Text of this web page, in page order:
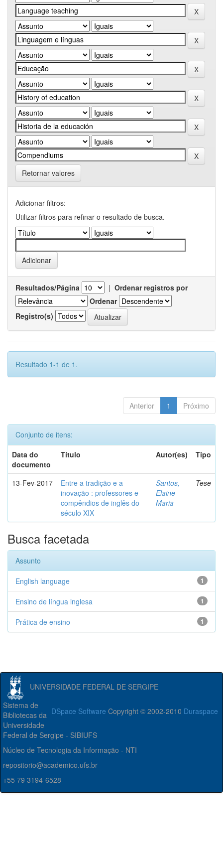
Retornar valores
Adicionar filtros:
Utilizar filtros para refinar o resultado de busca.
Resultados/Página | Ordenar registros por
Ordenar
Registro(s)
Resultado 1-1 de 1.
Anterior 1 Próximo
Conjunto de itens:
Data do
documento
Título Autor(es) Tipo
13-Fev-2017
Entre a tradição e a
inovação : professores e
compêndios de inglês do
século XIX
Santos,
Elaine
Maria
Tese
Busca facetada
Assunto
1
English language
1
Ensino de língua inglesa
1
Prática de ensino
UNIVERSIDADE FEDERAL DE SERGIPE
DSpace Software Copyright © 2002-2010 Duraspace
Sistema de
Bibliotecas da
Universidade
Federal de Sergipe - SIBIUFS
Núcleo de Tecnologia da Informação - NTI
repositorio@academico.ufs.br
+55 79 3194-6528